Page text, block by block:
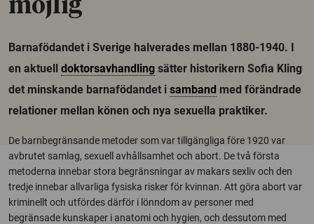
möjlig
Barnafödandet i Sverige halverades mellan 1880-1940. I
en aktuell doktorsavhandling sätter historikern Sofia Kling
det minskande barnafödandet i samband med förändrade
relationer mellan könen och nya sexuella praktiker.
De barnbegränsande metoder som var tillgängliga före 1920 var
avbrutet samlag, sexuell avhållsamhet och abort. De två första
metoderna innebar stora begränsningar av makars sexliv och den
tredje innebar allvarliga fysiska risker för kvinnan. Att göra abort var
kriminellt och utfördes därför i lönndom av personer med
begränsade kunskaper i anatomi och hygien, och dessutom med